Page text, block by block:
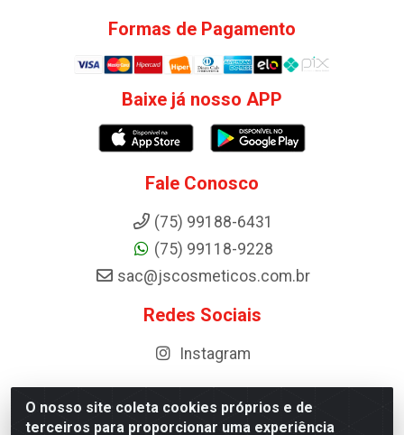
O nosso site coleta cookies próprios e de
terceiros para proporcionar uma experiência
Formas de Pagamento
Baixe já nosso APP
Fale Conosco
(75) 99188-6431
(75) 99118-9228
sac@jscosmeticos.com.br
Redes Sociais
Instagram
Distribuidora de Cosméticos Antoneto LTDA - BA-052,